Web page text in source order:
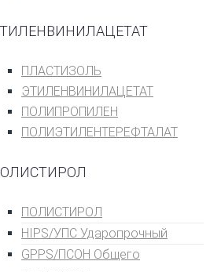
ПЛАСТИЗОЛЬ
ЭТИЛЕНВИНИЛАЦЕТАТ
ПОЛИПРОПИЛЕН
ПОЛИЭТИЛЕНТЕРЕФТАЛАТ
ПОЛИСТИРОЛ
HIPS/УПС Ударопрочный
GPPS/ПСОН Общего